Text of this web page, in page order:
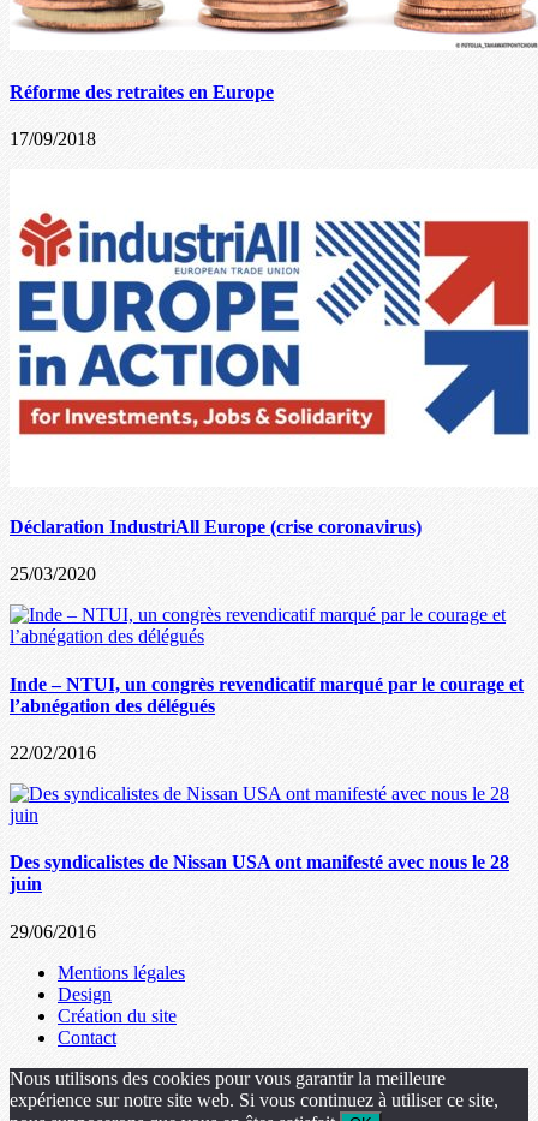
Réforme des retraites en Europe
17/09/2018
Déclaration IndustriAll Europe (crise coronavirus)
25/03/2020
Inde – NTUI, un congrès revendicatif marqué par le courage et
l’abnégation des délégués
22/02/2016
Des syndicalistes de Nissan USA ont manifesté avec nous le 28
juin
29/06/2016
Mentions légales
Design
Création du site
Contact
Nous utilisons des cookies pour vous garantir la meilleure
expérience sur notre site web. Si vous continuez à utiliser ce site,